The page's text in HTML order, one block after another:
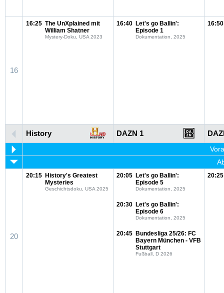
16
16:25 The UnXplained mit
William Shatner
Mystery-Doku, USA 2023
16:40 Let's go Ballin':
Episode 1
Dokumentation, 2025
16:50
History DAZN 1
20
20:15 History's Greatest
Mysteries
Geschichtsdoku, USA 2025
20:05 Let's go Ballin':
Episode 5
Dokumentation, 2025
20:30 Let's go Ballin':
Episode 6
Dokumentation, 2025
20:45 Bundesliga 25/26: FC
Bayern München - VFB
Stuttgart
Fußball, D 2026
20:25